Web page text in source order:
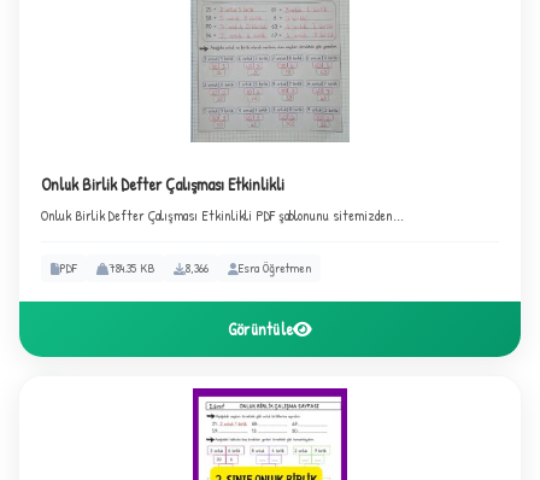
Onluk Birlik Defter Çalışması Etkinlikli
Onluk Birlik Defter Çalışması Etkinlikli PDF şablonunu sitemizden...
PDF 784.35 KB 8,366 Esra Öğretmen
Görüntüle